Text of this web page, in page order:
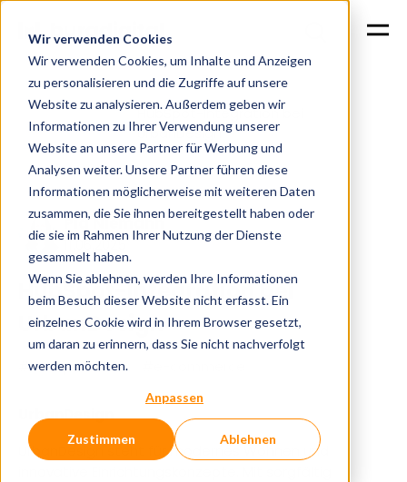
Wir verwenden Cookies
Wir verwenden Cookies, um Inhalte und Anzeigen
zu personalisieren und die Zugriffe auf unsere
Website zu analysieren. Außerdem geben wir
Informationen zu Ihrer Verwendung unserer
Website an unsere Partner für Werbung und
Analysen weiter. Unsere Partner führen diese
Informationen möglicherweise mit weiteren Daten
zusammen, die Sie ihnen bereitgestellt haben oder
die sie im Rahmen Ihrer Nutzung der Dienste
gesammelt haben.
Wenn Sie ablehnen, werden Ihre Informationen
beim Besuch dieser Website nicht erfasst. Ein
einzelnes Cookie wird in Ihrem Browser gesetzt,
um daran zu erinnern, dass Sie nicht nachverfolgt
werden möchten.
Anpassen
Zustimmen Ablehnen
Home Cases
HubSpot-Integration bei
UrbanDesign
Pia Niemann
11.06.2025
HubSpot-Integration bei
UrbanDesign
#hubspot #b2c
UrbanDesign
UrbanDesign steht für modernes Wohnen und